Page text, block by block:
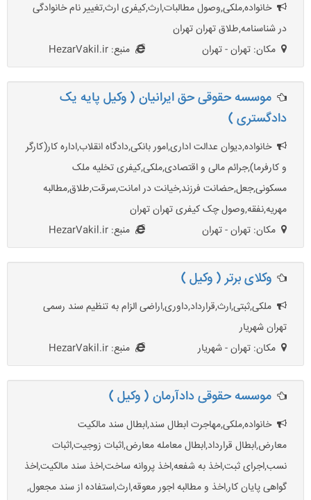
خانواده,ملکی,وصول مطالبات,ارث,کیفری ارث,تغییر نام خانوادگی
در شناسنامه,طلاق تهران تهران
مکان: تهران - تهران
منبع: HezarVakil.ir
موسسه حقوقی حق ایرانیان ( وکیل پایه یک
دادگستری )
خانواده,دیوان عدالت اداری,امور بانکی,دادگاه انقلاب,اداره کار(کارگر
و کارفرما),جرائم مالی و اقتصادی,ملکی,کیفری تخلیه ملک
مسکونی,جعل,حضانت فرزند,خیانت در امانت,سرقت,طلاق,مطالبه
مهریه,نفقه,وصول چک کیفری تهران تهران
مکان: تهران - تهران
منبع: HezarVakil.ir
وکلای برتر ( وکیل )
ملکی,ثبتی,ارث,قرارداد,داوری,اراضی الزام به تنظیم سند رسمی
تهران شهریار
مکان: تهران - شهریار
منبع: HezarVakil.ir
موسسه حقوقی دادآرمان ( وکیل )
خانواده,ملکی,مهاجرت ابطال سند,ابطال سند مالکیت
معارض,ابطال قرارداد,ابطال معامله معارض,اثبات زوجیت,اثبات
نسب,اجرای ثبت,اخذ به شفعه,اخذ پروانه ساخت,اخذ سند مالکیت,اخذ
گواهی پایان کار,اخذ و مطالبه اجور معوقه,ارث,استفاده از سند مجعول,